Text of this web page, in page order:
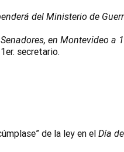
del Ministerio de
en Montevideo a
secretario.
de la ley en el Día